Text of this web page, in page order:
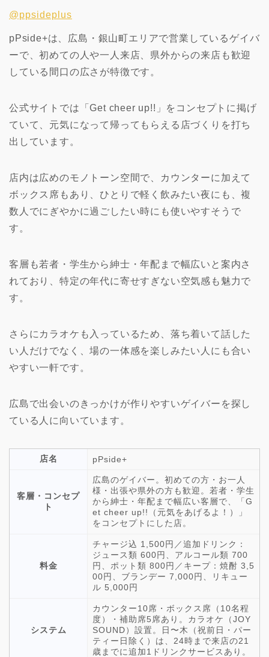
@ppsideplus
pPside+は、広島・銀山町エリアで営業しているゲイバ
ーで、初めての人や一人来店、県外からの来店も歓迎
している間口の広さが特徴です。
公式サイトでは「Get cheer up!!」をコンセプトに掲げ
ていて、元気になって帰ってもらえる店づくりを打ち
出しています。
店内は広めのモノトーン空間で、カウンターに加えて
ボックス席もあり、ひとりで軽く飲みたい夜にも、複
数人でにぎやかに過ごしたい時にも使いやすそうで
す。
客層も若者・学生から紳士・年配まで幅広いと案内さ
れており、特定の年代に寄せすぎない空気感も魅力で
す。
さらにカラオケも入っているため、落ち着いて話した
い人だけでなく、場の一体感を楽しみたい人にも合い
やすい一軒です。
広島で出会いのきっかけが作りやすいゲイバーを探し
ている人に向いています。
店名 pPside+
客層・コンセプ
ト
広島のゲイバー。初めての方・お一人
様・出張や県外の方も歓迎。若者・学生
から紳士・年配まで幅広い客層で、「G
et cheer up!!（元気をあげるよ！）」
をコンセプトにした店。
料金
チャージ込 1,500円／追加ドリンク：
ジュース類 600円、アルコール類 700
円、ポット類 800円／キープ：焼酎 3,5
00円、ブランデー 7,000円、リキュー
ル 5,000円
システム
カウンター10席・ボックス席（10名程
度）・補助席5席あり。カラオケ（JOY
SOUND）設置。日〜木（祝前日・パー
ティー日除く）は、24時まで来店の21
歳までに追加1ドリンクサービスあり。